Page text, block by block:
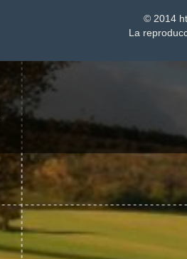
© 2014
La